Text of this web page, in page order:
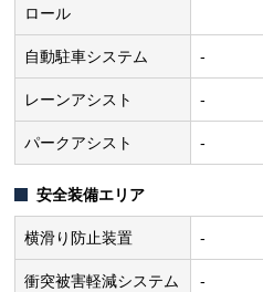
ロール
自動駐車システム -
レーンアシスト -
パークアシスト -
安全装備エリア
横滑り防止装置 -
衝突被害軽減システム -